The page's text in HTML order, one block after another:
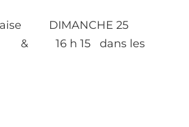
DIMANCHE 25
& 16 h 15 dans les